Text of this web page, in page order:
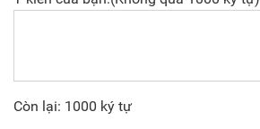
Còn lại: 1000 ký tự